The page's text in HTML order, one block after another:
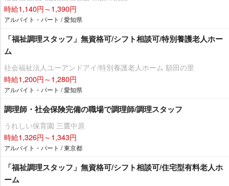
時給1,140円～1,390円
アルバイト・パート / 愛知県
「福祉調理スタッフ」無資格可/シフト相談可/特別養護老人ホー
ム
社会福祉法人ユーアンドアイ/特別養護老人ホーム 額田の里
時給1,200円～1,280円
アルバイト・パート / 愛知県
調理師・社会保険完備の職場で調理師/調理スタッフ
うれしい保育園 三鷹中原
時給1,326円～1,343円
アルバイト・パート / 東京都
「福祉調理スタッフ」無資格可/シフト相談可/住宅型有料老人ホ
ーム